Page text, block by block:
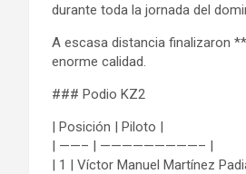
durante toda la jornada del
A escasa distancia finalizaron
enorme calidad.
### Podio KZ2
| Posición | Piloto |
| ——– | —————————– |
| 1 | Víctor Manuel Martínez